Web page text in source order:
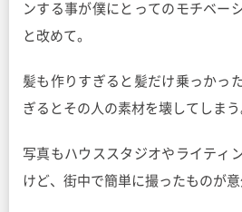
ンする事が僕にとってのモチベー
と改めて。
髪も作りすぎると髪だけ乗っかっ
ぎるとその人の素材を壊してしまう
写真もハウススタジオやライティ
けど、街中で簡単に撮ったものが意